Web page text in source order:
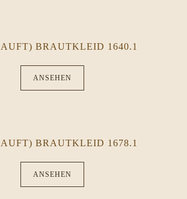
BRAUTKLEID 1640.1
ANSEHEN
BRAUTKLEID 1678.1
ANSEHEN